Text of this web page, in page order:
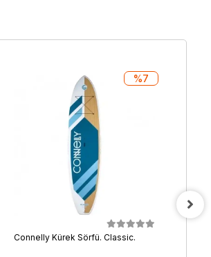
Connelly Kürek Sörfü. Classic.
%7